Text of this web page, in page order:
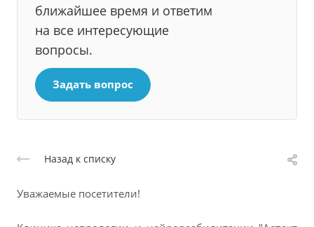
ближайшее время и ответим
на все интересующие
вопросы.
Задать вопрос
Назад к списку
Уважаемые посетители!